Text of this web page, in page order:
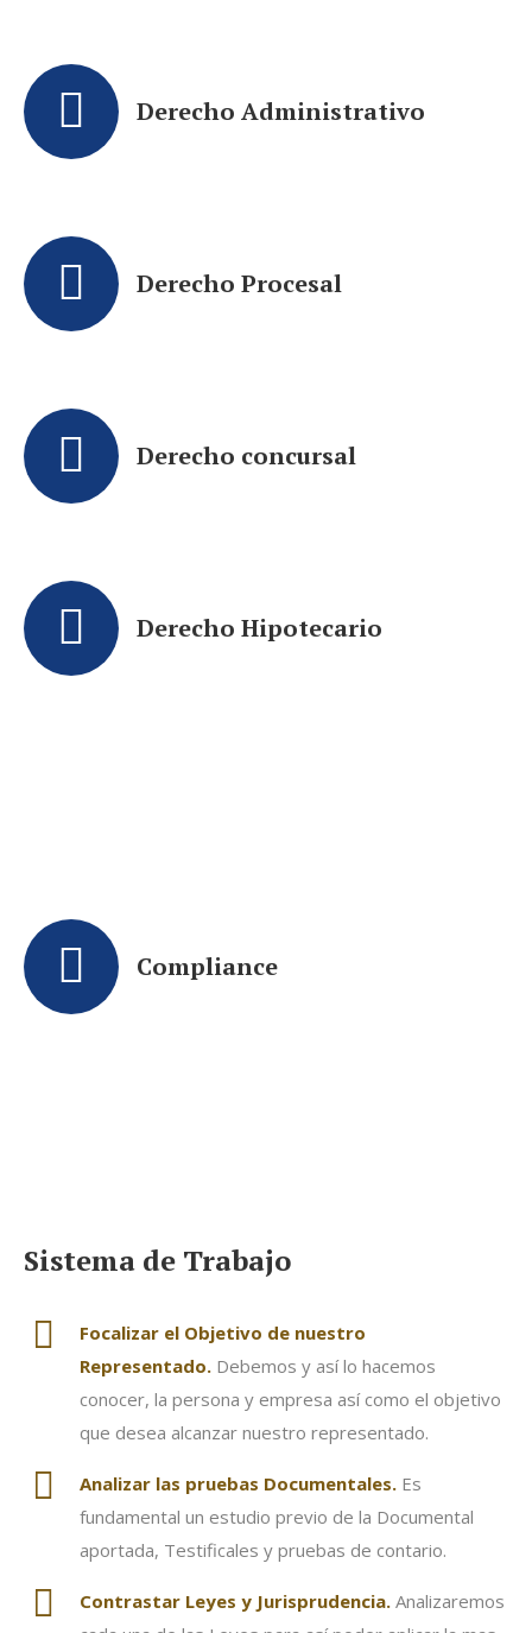
Derecho Administrativo
Derecho Procesal
Derecho concursal
Derecho Hipotecario
Compliance
Sistema de Trabajo
Focalizar el Objetivo de nuestro
Representado. Debemos y así lo hacemos
conocer, la persona y empresa así como el objetivo
que desea alcanzar nuestro representado.
Analizar las pruebas Documentales. Es
fundamental un estudio previo de la Documental
aportada, Testificales y pruebas de contario.
Contrastar Leyes y Jurisprudencia. Analizaremos